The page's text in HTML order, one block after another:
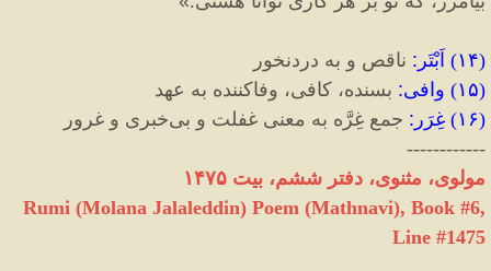
(۱۴) اَبْتَر : ناقص و به دردنخور
(۱۵) وافی: بسنده، کافی، وفاکننده به عهد
(۱۶) غِرَر : جمع غِرَّه به معنی غفلت و بی‌خبری و غرور
------------
مولوی، مثنوی، دفتر ششم، بیت ۱۴۷۵
Rumi (Molana Jalaleddin) Poem (Mathnavi), Book #6,
Line #1475